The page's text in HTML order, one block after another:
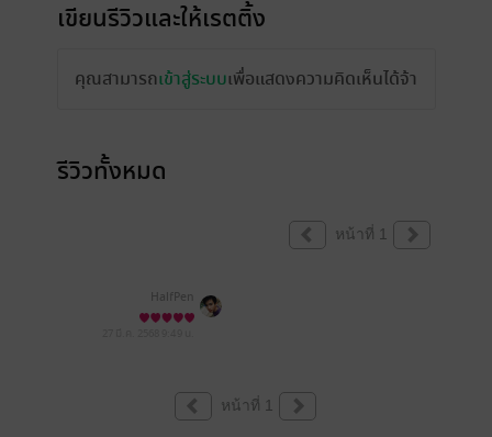
เขียนรีวิวและให้เรตติ้ง
คุณสามารถเข้าสู่ระบบเพื่อแสดงความคิดเห็นได้จ้า
รีวิวทั้งหมด
หน้าที่ 1
HalfPen
หน้าที่ 1